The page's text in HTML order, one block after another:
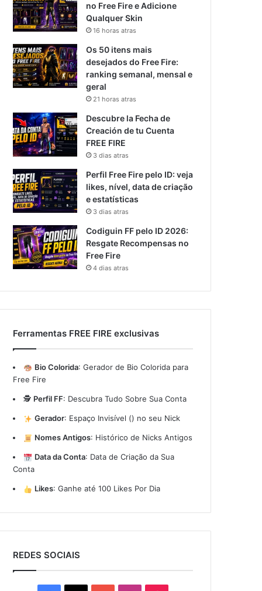
no Free Fire e Adicione
Qualquer Skin
16 horas atras
Os 50 itens mais
desejados do Free Fire:
ranking semanal, mensal e
geral
21 horas atras
Descubre la Fecha de
Creación de tu Cuenta
FREE FIRE
3 dias atras
Perfil Free Fire pelo ID: veja
likes, nível, data de criação
e estatísticas
3 dias atras
Codiguin FF pelo ID 2026:
Resgate Recompensas no
Free Fire
4 dias atras
Ferramentas FREE FIRE exclusivas
Bio Colorida: Gerador de Bio Colorida para
Free Fire
🕵️ Perfil FF: Descubra Tudo Sobre Sua Conta
Gerador: Espaço Invisível (ㅤ) no seu Nick
Nomes Antigos: Histórico de Nicks Antigos
Data da Conta: Data de Criação da Sua
Conta
Likes: Ganhe até 100 Likes Por Dia
REDES SOCIAIS